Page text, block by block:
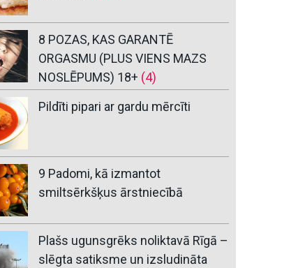
8 POZAS, KAS GARANTĒ
ORGASMU (PLUS VIENS MAZS
NOSLĒPUMS) 18+ (4)
Pildīti pipari ar gardu mērcīti
9 Padomi, kā izmantot
smiltsērkšķus ārstniecībā
Plašs ugunsgrēks noliktavā Rīgā –
slēgta satiksme un izsludināta